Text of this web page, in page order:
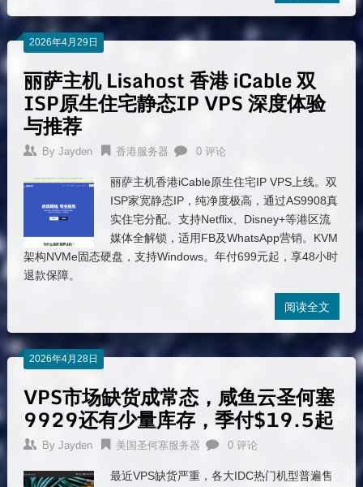
2026年4月29日
丽萨主机 Lisahost 香港 iCable 双
ISP原生住宅静态IP VPS 深度体验
与推荐
By Jayden 香港服务器 0 评论
丽萨主机香港iCable原生住宅IP VPS上线。双
ISP家宽静态IP，纯净度极高，通过AS9908真
实住宅分配。支持Netflix、Disney+等港区流
媒体全解锁，适用FB及WhatsApp营销。KVM
架构NVMe固态硬盘，支持Windows。年付699元起，享48小时
退款保障。
阅读全文
2026年4月28日
VPS市场缺货成常态，咸鱼云圣何塞
9929还有少量库存，季付$19.5起
By Jayden 美国圣何塞服务器 0 评论
最近VPS缺货严重，各大IDC热门机型普遍售